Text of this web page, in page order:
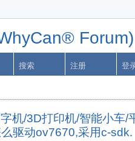
Forum)
搜索 注册 登
机/3D打印机/智能小车/
驱动ov7670,采用c-sdk.